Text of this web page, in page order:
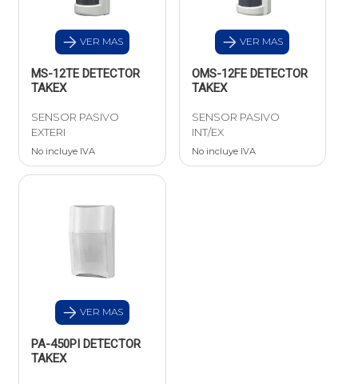
VER MAS
MS-12TE DETECTOR
TAKEX
SENSOR PASIVO
EXTERI
No incluye IVA
VER MAS
OMS-12FE DETECTOR
TAKEX
SENSOR PASIVO
INT/EX
No incluye IVA
VER MAS
PA-450PI DETECTOR
TAKEX